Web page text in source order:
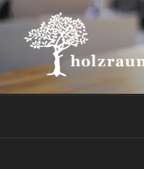
Zum
Inhalt
springen